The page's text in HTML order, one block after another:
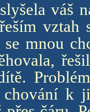
váš
vztah
se mnou
k